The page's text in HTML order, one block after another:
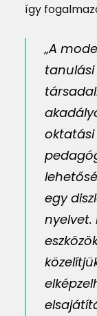
így
„A
oktatási
egy
nyelvet.